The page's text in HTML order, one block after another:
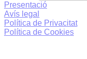
Presentació
Avís legal
Política de Privacitat
Política de Cookies